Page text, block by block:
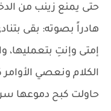
حتى يمنع زينب من
هادراً بصوته: بقى
إمتى وإنتِ بتعمليها،
الكلام ونعصي
حاولت كبح دموعها